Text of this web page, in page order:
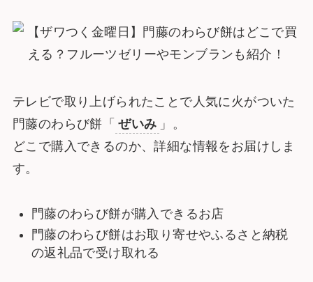
テレビで取り上げられたことで人気に火がついた
門藤のわらび餅「 ぜいみ 」。
どこで購入できるのか、詳細な情報をお届けしま
す。
門藤のわらび餅が購入できるお店
門藤のわらび餅はお取り寄せやふるさと納税
の返礼品で受け取れる